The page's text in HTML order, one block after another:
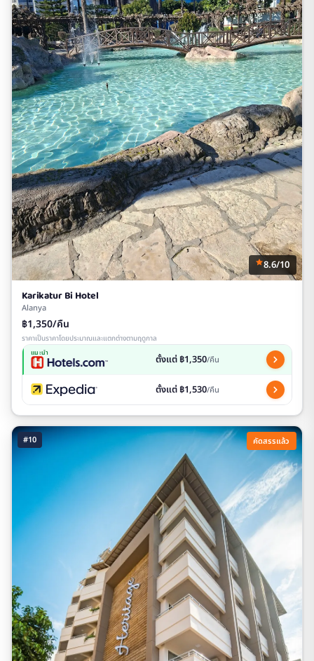
8.6/10
Karikatur Bi Hotel
Alanya
฿1,350/คืน
ราคาเป็นราคาโดยประมาณและแตกต่างตามฤดูกาล
แนะนำ ตั้งแต่ ฿1,350/คืน
ตั้งแต่ ฿1,530/คืน
#10 คัดสรรแล้ว